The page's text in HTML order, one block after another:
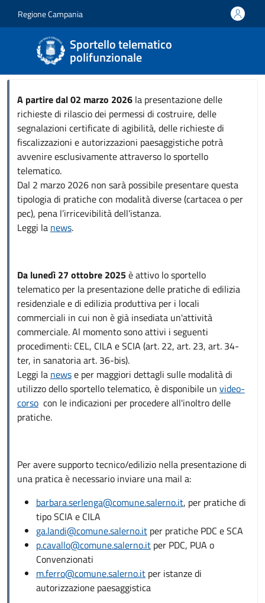
Regione Campania
Sportello telematico
polifunzionale
A partire dal 02 marzo 2026la presentazione delle
richieste di rilascio dei permessi di costruire, delle
segnalazioni certificate di agibilità, delle richieste di
fiscalizzazioni e autorizzazioni paesaggistiche potrà
avvenire esclusivamente attraverso lo sportello
telematico.
Dal 2 marzo 2026 non sarà possibile presentare questa
tipologia di pratiche con modalità diverse (cartacea o per
pec), pena l’irricevibilità dell’istanza.
Leggi la news.
Da lunedì 27 ottobre 2025è attivo lo sportello
telematico per la presentazione delle pratiche di edilizia
residenziale e di edilizia produttiva per i locali
commerciali in cui non è già insediata un'attività
commerciale. Al momento sono attivi i seguenti
procedimenti: CEL, CILA e SCIA (art. 22, art. 23, art. 34-
ter, in sanatoria art. 36-bis).
Leggi la newse per maggiori dettagli sulle modalità di
utilizzo dello sportello telematico, è disponibile un video-
corsocon le indicazioni per procedere all'inoltro delle
pratiche.
Per avere supporto tecnico/edilizio nella presentazione di
una pratica è necessario inviare una mail a:
barbara.serlenga@comune.salerno.it, per pratiche di
tipo SCIA e CILA
ga.landi@comune.salerno.itper pratiche PDC e SCA
p.cavallo@comune.salerno.itper PDC, PUA o
Convenzionati
m.ferro@comune.salerno.itper istanze di
autorizzazione paesaggistica